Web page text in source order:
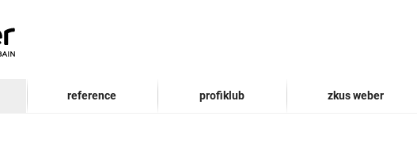
reference profiklub zkus weber